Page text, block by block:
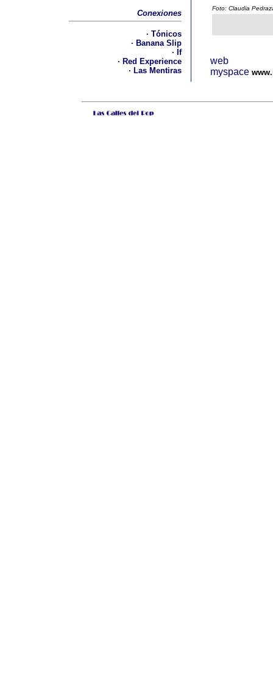
Foto: Claudia
web
myspace
Conexiones
· Tónicos
· Banana Slip
· If
· Red Experience
· Las Mentiras